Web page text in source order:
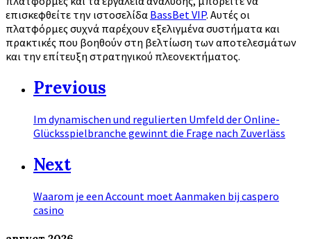
επισκεφθείτε την ιστοσελίδα BassBet VIP. Αυτές οι
πλατφόρμες συχνά παρέχουν εξελιγμένα συστήματα και
πρακτικές που βοηθούν στη βελτίωση των αποτελεσμάτων
και την επίτευξη στρατηγικού πλεονεκτήματος.
Previous
Im dynamischen und regulierten Umfeld der Online-
Glücksspielbranche gewinnt die Frage nach Zuverläss
Next
Waarom je een Account moet Aanmaken bij caspero
casino